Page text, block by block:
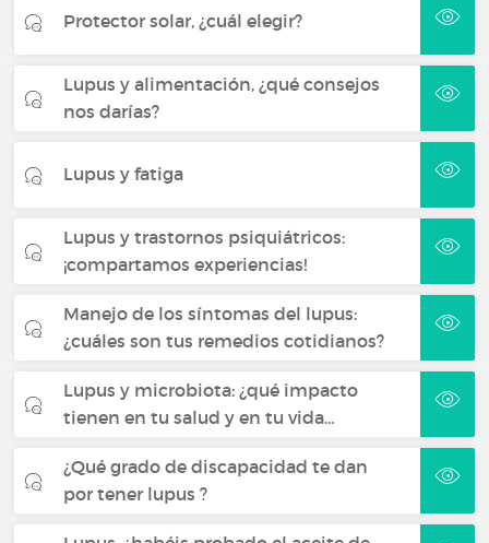
Protector solar, ¿cuál elegir?
Lupus y alimentación, ¿qué consejos
nos darías?
Lupus y fatiga
Lupus y trastornos psiquiátricos:
¡compartamos experiencias!
Manejo de los síntomas del lupus:
¿cuáles son tus remedios cotidianos?
Lupus y microbiota: ¿qué impacto
tienen en tu salud y en tu vida…
¿Qué grado de discapacidad te dan
por tener lupus ?